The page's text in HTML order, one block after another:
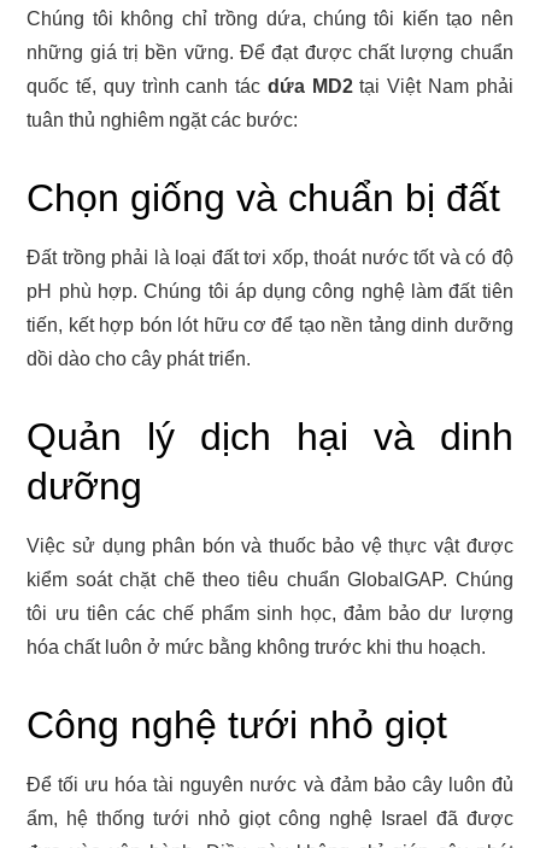
Chúng tôi không chỉ trồng dứa, chúng tôi kiến tạo nên
những giá trị bền vững. Để đạt được chất lượng chuẩn
quốc tế, quy trình canh tác dứa MD2tại Việt Nam phải
tuân thủ nghiêm ngặt các bước:
Chọn giống và chuẩn bị đất
Đất trồng phải là loại đất tơi xốp, thoát nước tốt và có độ
pH phù hợp. Chúng tôi áp dụng công nghệ làm đất tiên
tiến, kết hợp bón lót hữu cơ để tạo nền tảng dinh dưỡng
dồi dào cho cây phát triển.
Quản lý dịch hại và dinh
dưỡng
Việc sử dụng phân bón và thuốc bảo vệ thực vật được
kiểm soát chặt chẽ theo tiêu chuẩn GlobalGAP. Chúng
tôi ưu tiên các chế phẩm sinh học, đảm bảo dư lượng
hóa chất luôn ở mức bằng không trước khi thu hoạch.
Công nghệ tưới nhỏ giọt
Để tối ưu hóa tài nguyên nước và đảm bảo cây luôn đủ
ẩm, hệ thống tưới nhỏ giọt công nghệ Israel đã được